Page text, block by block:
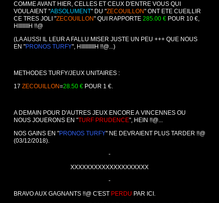
COMME AVANT HIER, CELLES ET CEUX D'ENTRE VOUS QUI
VOULAIENT "ABSOLUMENT" DU "ZECOUILLON" ONT ETE CUEILLIR
CE TRES JOLI "ZECOUILLON" QUI RAPPORTE 285.00 € POUR 10 €,
HIIIIIIIH !!@
(LA AUSSI IL LEUR A FALLU MISER JUSTE UN PEU +++ QUE NOUS
EN "PRONOS TURFY", HIIIIIIIIIH !!@...)
METHODES TURFY/JEUX UNITAIRES :
17 ZECOUILLON=28.50 € POUR 1 €.
A DEMAIN POUR D'AUTRES JEUX ENCORE A VINCENNES OU
NOUS JOUERONS EN "TURF PRUDENCE", HEIN !!@...
NOS GAINS EN "PRONOS TURFY" NE DEVRAIENT PLUS TARDER !!@
(03/12/2018).
-
XXXXXXXXXXXXXXXXXXXX
-
BRAVO AUX GAGNANTS !!@ C'EST PERDU PAR ICI.